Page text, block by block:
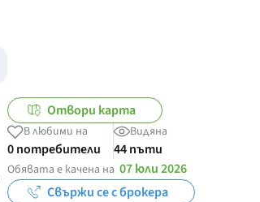
Отвори карта
В любими на
0 потребители
Видяна
44 пъти
Обявата е качена на 07 юли 2026
Свържи се с брокера